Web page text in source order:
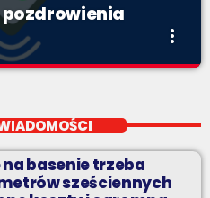
more_vert
z dwóch muzycznych
w Radiu BIELSKO.
basenie trzeba
sześciennych